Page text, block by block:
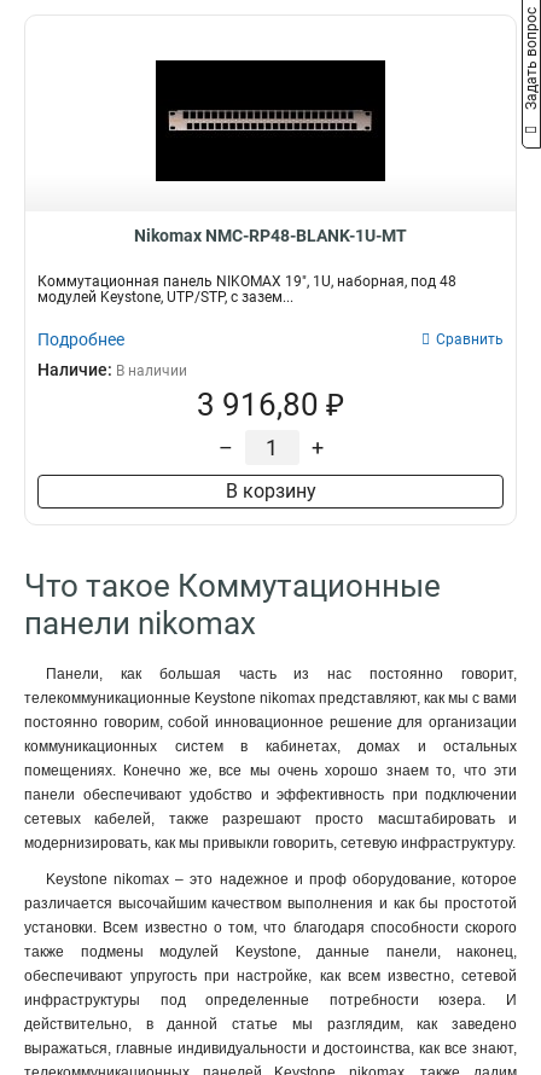
Nikomax NMC-RP48-BLANK-1U-MT
Коммутационная панель NIKOMAX 19", 1U, наборная, под 48
модулей Keystone, UTP/STP, с зазем...
Подробнее Сравнить
Наличие: В наличии
3 916,80 ₽
– +
В корзину
Что такое Коммутационные
панели nikomax
Панели, как большая часть из нас постоянно говорит,
телекоммуникационные Keystone nikomax представляют, как мы с вами
постоянно говорим, собой инновационное решение для организации
коммуникационных систем в кабинетах, домах и остальных
помещениях. Конечно же, все мы очень хорошо знаем то, что эти
панели обеспечивают удобство и эффективность при подключении
сетевых кабелей, также разрешают просто масштабировать и
модернизировать, как мы привыкли говорить, сетевую инфраструктуру.
Keystone nikomax – это надежное и проф оборудование, которое
различается высочайшим качеством выполнения и как бы простотой
установки. Всем известно о том, что благодаря способности скорого
также подмены модулей Keystone, данные панели, наконец,
обеспечивают упругость при настройке, как всем известно, сетевой
инфраструктуры под определенные потребности юзера. И
действительно, в данной статье мы разглядим, как заведено
выражаться, главные индивидуальности и достоинства, как все знают,
Задать вопрос